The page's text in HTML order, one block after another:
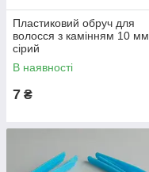
Пластиковий обруч для
волосся з камінням 10 мм,
сірий
В наявності
7 ₴